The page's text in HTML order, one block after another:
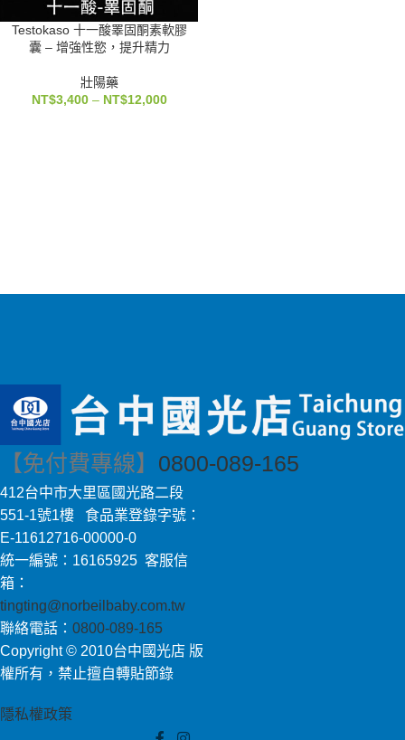
Testokaso 十一酸睪固酮素軟膠
囊 – 增強性慾，提升精力
壯陽藥
NT$3,400 – NT$12,000
【免付費專線】 0800-089-165
412台中市大里區國光路二段
551-1號1樓 食品業登錄字號：
E-11612716-00000-0
統一編號：16165925 客服信
箱：
tingting@norbeilbaby.com.tw
聯絡電話： 0800-089-165
Copyright © 2010台中國光店 版
權所有，禁止擅自轉貼節錄
隱私權政策